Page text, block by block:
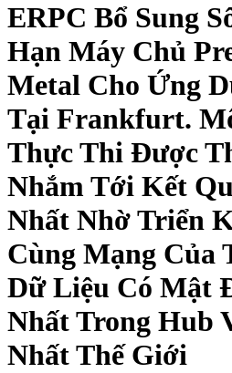
ERPC Bổ Sung
Hạn Máy Chủ
Metal Cho Ứng
Tại Frankfurt.
Thực Thi Được
Nhắm Tới Kết
Nhất Nhờ Triển
Cùng Mạng Của
Dữ Liệu Có Mật
Nhất Trong Hub
Nhất Thế Giới